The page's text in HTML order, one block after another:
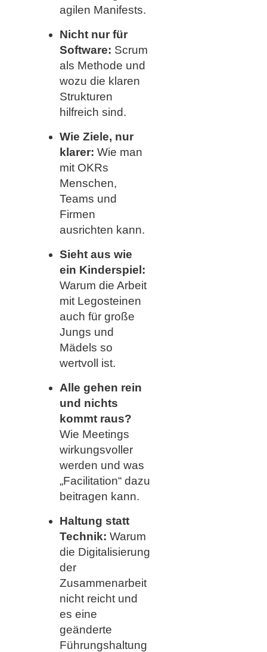
agilen Manifests.
Nicht nur für
Software: Scrum
als Methode und
wozu die klaren
Strukturen
hilfreich sind.
Wie Ziele, nur
klarer: Wie man
mit OKRs
Menschen,
Teams und
Firmen
ausrichten kann.
Sieht aus wie
ein Kinderspiel:
Warum die Arbeit
mit Legosteinen
auch für große
Jungs und
Mädels so
wertvoll ist.
Alle gehen rein
und nichts
kommt raus?
Wie Meetings
wirkungsvoller
werden und was
„Facilitation“ dazu
beitragen kann.
Haltung statt
Technik: Warum
die Digitalisierung
der
Zusammenarbeit
nicht reicht und
es eine
geänderte
Führungshaltung